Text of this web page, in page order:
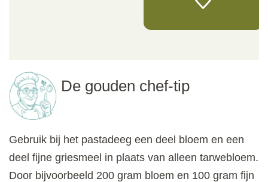
De gouden chef-tip
Gebruik bij het pastadeeg een deel bloem en een
deel fijne griesmeel in plaats van alleen tarwebloem.
Door bijvoorbeeld 200 gram bloem en 100 gram fijn